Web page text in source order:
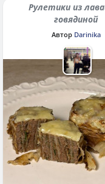
Рулетики из лаваша с
говядиной
Автор Darinika